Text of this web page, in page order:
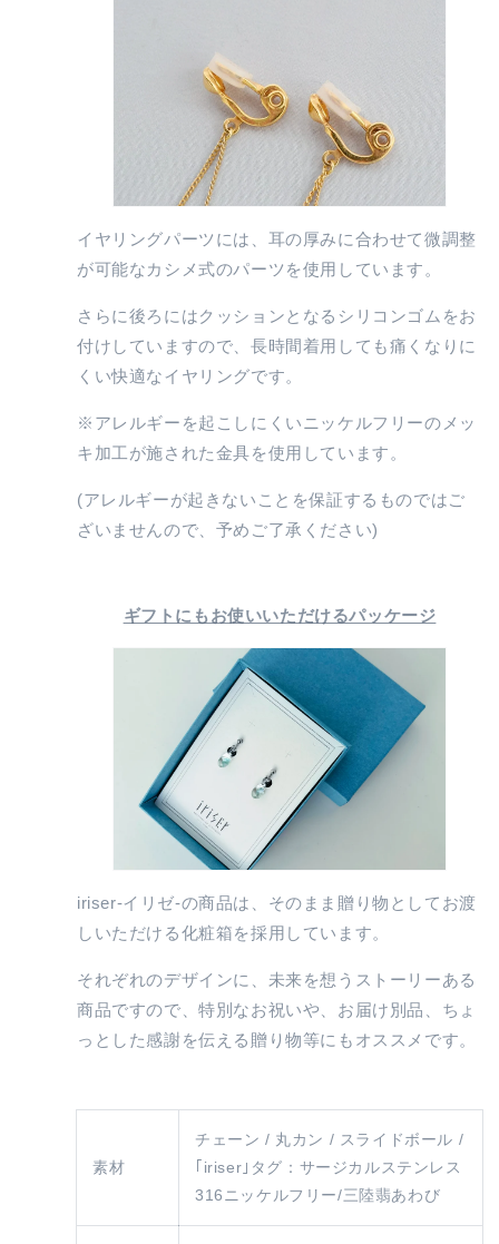
イヤリングパーツには、耳の厚みに合わせて微調整
が可能なカシメ式のパーツを使用しています。
さらに後ろにはクッションとなるシリコンゴムをお
付けしていますので、長時間着用しても痛くなりに
くい快適なイヤリングです。
※アレルギーを起こしにくいニッケルフリーのメッ
キ加工が施された金具を使用しています。
(アレルギーが起きないことを保証するものではご
ざいませんので、予めご了承ください)
ギフトにもお使いいただけるパッケージ
iriser-イリゼ-の商品は、そのまま贈り物としてお渡
しいただける化粧箱を採用しています。
それぞれのデザインに、未来を想うストーリーある
商品ですので、特別なお祝いや、お届け別品、ちょ
っとした感謝を伝える贈り物等にもオススメです。
素材
チェーン / 丸カン / スライドボール /
｢iriser｣タグ：サージカルステンレス
316ニッケルフリー/三陸翡あわび